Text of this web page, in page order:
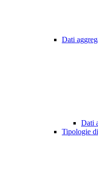
Dati
Dati
Tipologie